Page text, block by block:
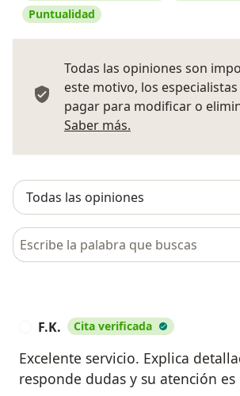
Puntualidad
Todas las opiniones son
este motivo, los
pagar para modificar o
Saber más.
Busca en opiniones
F.K. Cita verificada
Excelente servicio. Explica
responde dudas y su atención